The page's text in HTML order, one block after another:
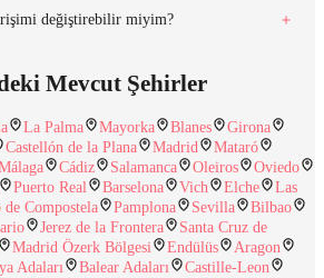
değiştirebilir miyim?
Mevcut Şehirler
La Palma Mayorka Blanes
Girona
Castellón de la Plana Madrid
Mataró
Cádiz Salamanca Oleiros
Oviedo
Puerto Real Barselona Vich Elche
Las
de Compostela Pamplona Sevilla
Bilbao
Jerez de la Frontera
Santa Cruz de
Madrid Özerk Bölgesi Endülüs
Aragon
Adaları Balear Adaları
Castille-Leon